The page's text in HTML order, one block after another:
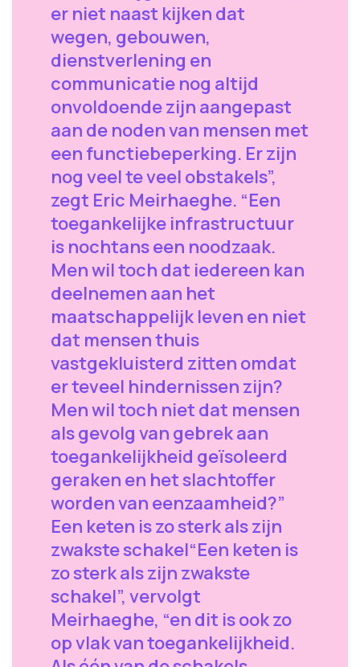
er niet naast kijken dat
wegen, gebouwen,
dienstverlening en
communicatie nog altijd
onvoldoende zijn aangepast
aan de noden van mensen met
een functiebeperking. Er zijn
nog veel te veel obstakels”,
zegt Eric Meirhaeghe. “Een
toegankelijke infrastructuur
is nochtans een noodzaak.
Men wil toch dat iedereen kan
deelnemen aan het
maatschappelijk leven en niet
dat mensen thuis
vastgekluisterd zitten omdat
er teveel hindernissen zijn?
Men wil toch niet dat mensen
als gevolg van gebrek aan
toegankelijkheid geïsoleerd
geraken en het slachtoffer
worden van eenzaamheid?”
Een keten is zo sterk als zijn
zwakste schakel“Een keten is
zo sterk als zijn zwakste
schakel”, vervolgt
Meirhaeghe, “en dit is ook zo
op vlak van toegankelijkheid.